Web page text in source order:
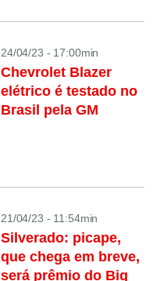
24/04/23 - 17:00min
Chevrolet Blazer
elétrico é testado no
Brasil pela GM
21/04/23 - 11:54min
Silverado: picape,
que chega em breve,
será prêmio do Big